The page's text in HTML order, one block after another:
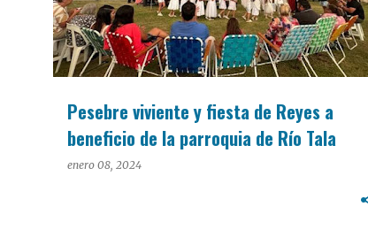
Pesebre viviente y fiesta de Reyes a
beneficio de la parroquia de Río Tala
enero 08, 2024